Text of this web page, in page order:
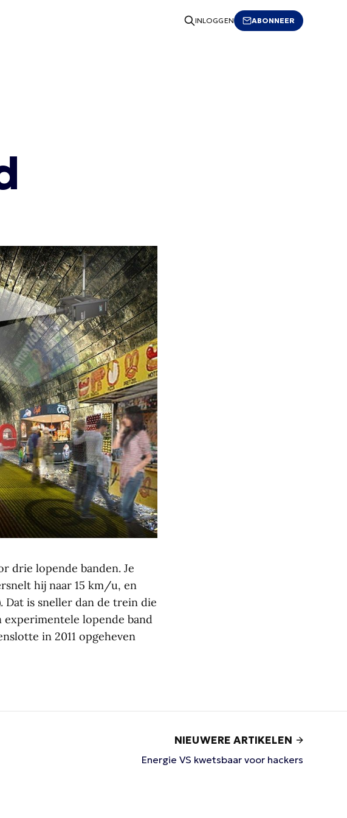
INLOGGEN ABONNEER
drie lopende banden. Je
hij naar 15 km/u, en
Dat is sneller dan de trein die
lopende band
in 2011 opgeheven
NIEUWERE ARTIKELEN
Energie VS kwetsbaar voor hackers